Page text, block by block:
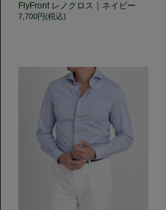
FlyFront レノクロス｜ネイビー
7,700円(税込)